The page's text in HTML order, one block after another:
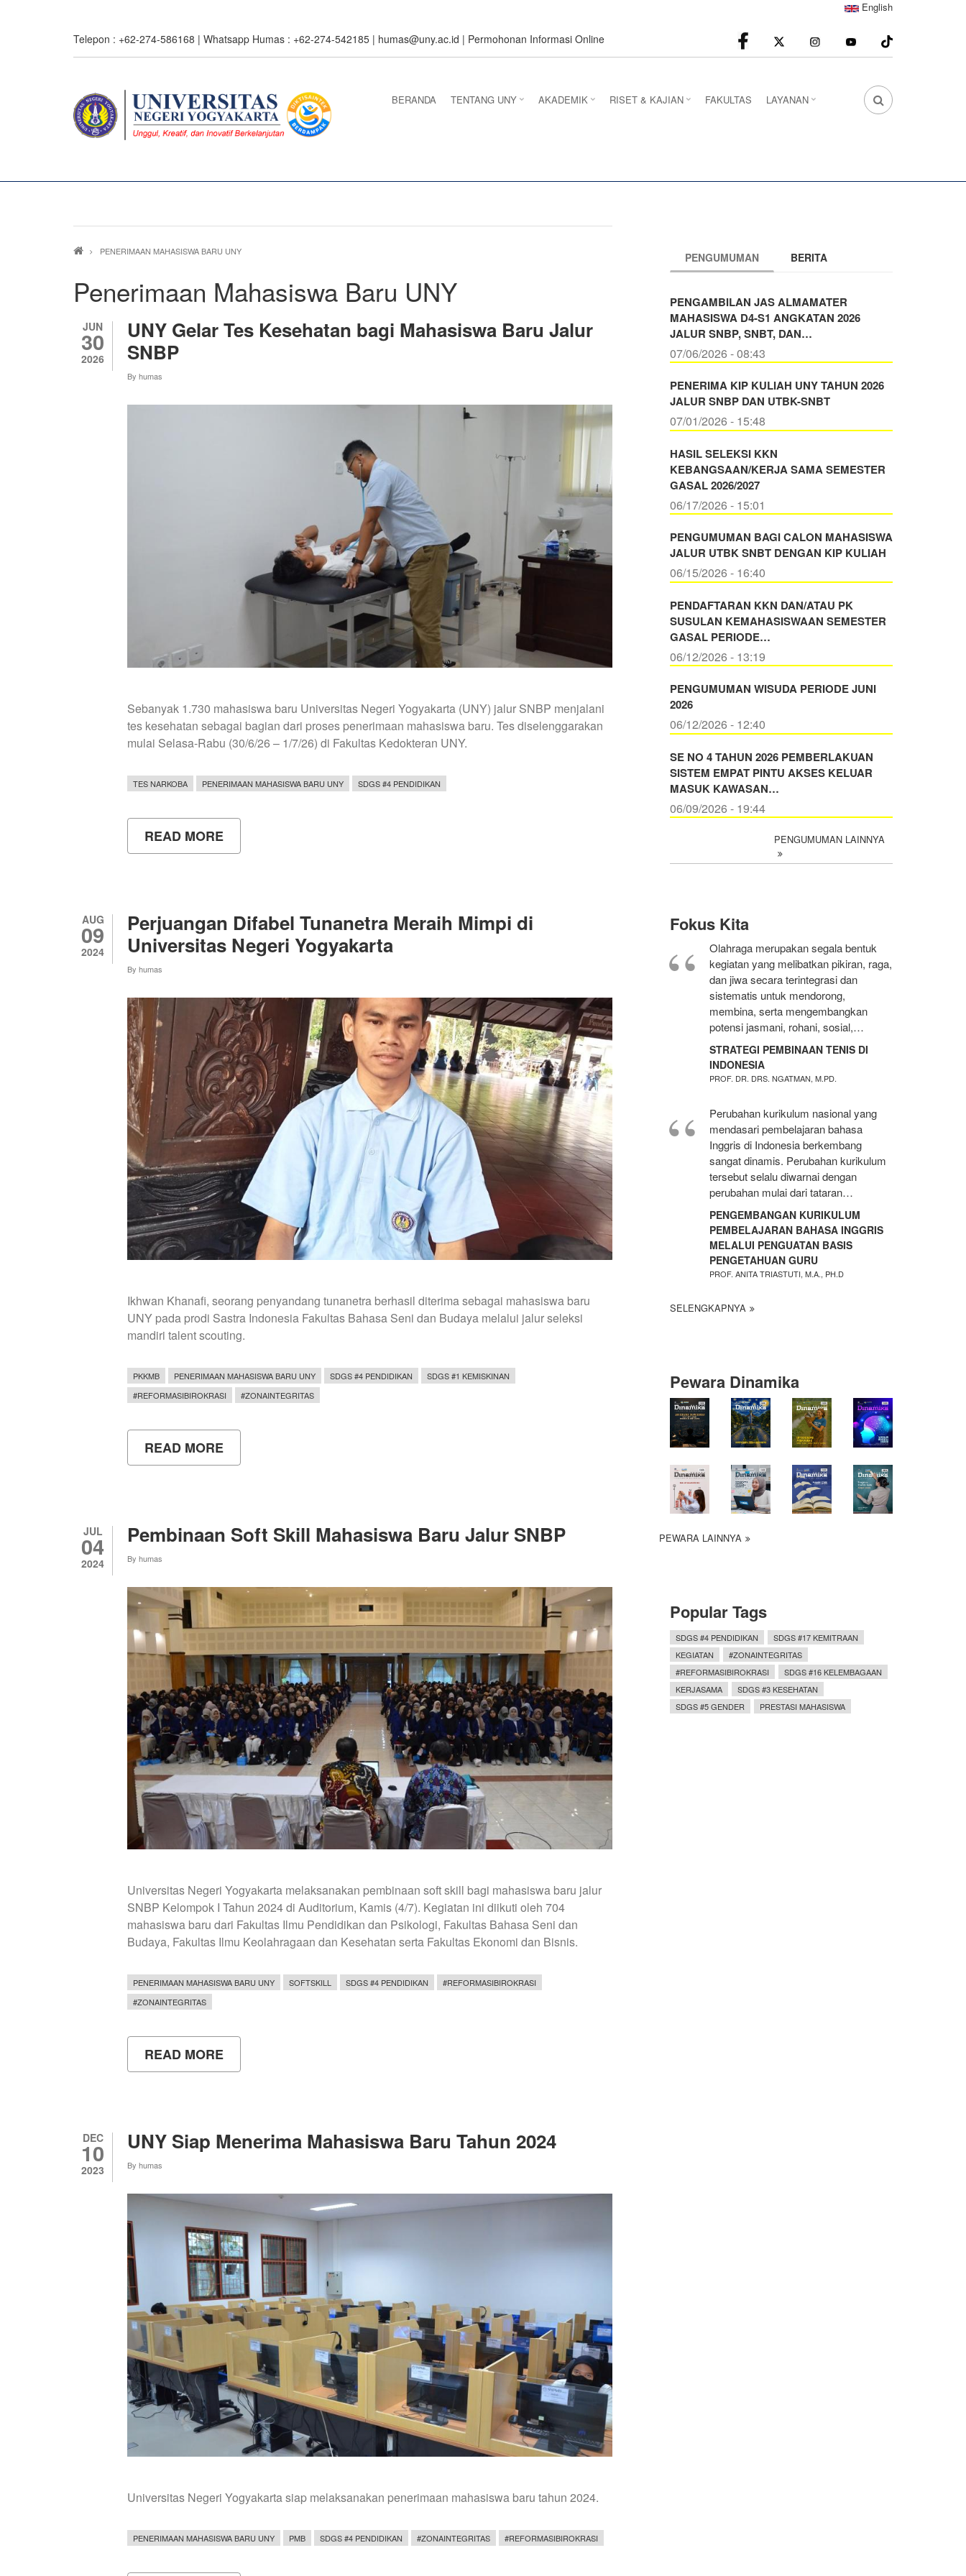
English
Telepon : +62-274-586168 | Whatsapp Humas : +62-274-542185 | humas@uny.ac.id | Permohonan Informasi Online facebook Instagram youtube
FA
BERANDA TENTANG UNY AKADEMIK RISET & KAJIAN FAKULTAS LAYANAN
Breadcrumb
PENERIMAAN MAHASISWA BARU UNY
Penerimaan Mahasiswa Baru UNY
JUN
30
2026
UNY Gelar Tes Kesehatan bagi Mahasiswa Baru Jalur
SNBP
By humas
Sebanyak 1.730 mahasiswa baru Universitas Negeri Yogyakarta (UNY) jalur SNBP menjalani
tes kesehatan sebagai bagian dari proses penerimaan mahasiswa baru. Tes diselenggarakan
mulai Selasa-Rabu (30/6/26 – 1/7/26) di Fakultas Kedokteran UNY.
TES NARKOBA PENERIMAAN MAHASISWA BARU UNY SDGS #4 PENDIDIKAN
READ MORE
UNY
MAHASISWA
BARU
JALUR
SNBP
AUG
09
2024
Perjuangan Difabel Tunanetra Meraih Mimpi di
Universitas Negeri Yogyakarta
By humas
Ikhwan Khanafi, seorang penyandang tunanetra berhasil diterima sebagai mahasiswa baru
UNY pada prodi Sastra Indonesia Fakultas Bahasa Seni dan Budaya melalui jalur seleksi
mandiri talent scouting.
PKKMB PENERIMAAN MAHASISWA BARU UNY SDGS #4 PENDIDIKAN
SDGS #1 KEMISKINAN
#REFORMASIBIROKRASI
#ZONAINTEGRITAS
READ MORE
PERJUANGAN
DI
UNIVERSITAS
JUL
04
2024
Pembinaan Soft Skill Mahasiswa Baru Jalur SNBP
By humas
Universitas Negeri Yogyakarta melaksanakan pembinaan soft skill bagi mahasiswa baru jalur
SNBP Kelompok I Tahun 2024 di Auditorium, Kamis (4/7). Kegiatan ini diikuti oleh 704
mahasiswa baru dari Fakultas Ilmu Pendidikan dan Psikologi, Fakultas Bahasa Seni dan
Budaya, Fakultas Ilmu Keolahragaan dan Kesehatan serta Fakultas Ekonomi dan Bisnis.
PENERIMAAN MAHASISWA BARU UNY SOFTSKILL SDGS #4 PENDIDIKAN
#REFORMASIBIROKRASI
#ZONAINTEGRITAS
READ MORE
PEMBINAAN
JALUR
SNBP
DEC
10
2023
UNY Siap Menerima Mahasiswa Baru Tahun 2024
By humas
Universitas Negeri Yogyakarta siap melaksanakan penerimaan mahasiswa baru tahun 2024.
PENERIMAAN MAHASISWA BARU UNY PMB SDGS #4 PENDIDIKAN #ZONAINTEGRITAS #REFORMASIBIROKRASI
PENGUMUMAN BERITA
PENGAMBILAN JAS ALMAMATER
MAHASISWA D4-S1 ANGKATAN 2026
JALUR SNBP, SNBT, DAN…
07/06/2026 - 08:43
PENERIMA KIP KULIAH UNY TAHUN 2026
JALUR SNBP DAN UTBK-SNBT
07/01/2026 - 15:48
HASIL SELEKSI KKN
KEBANGSAAN/KERJA SAMA SEMESTER
GASAL 2026/2027
06/17/2026 - 15:01
PENGUMUMAN BAGI CALON MAHASISWA
JALUR UTBK SNBT DENGAN KIP KULIAH
06/15/2026 - 16:40
PENDAFTARAN KKN DAN/ATAU PK
SUSULAN KEMAHASISWAAN SEMESTER
GASAL PERIODE…
06/12/2026 - 13:19
PENGUMUMAN WISUDA PERIODE JUNI
2026
06/12/2026 - 12:40
SE NO 4 TAHUN 2026 PEMBERLAKUAN
SISTEM EMPAT PINTU AKSES KELUAR
MASUK KAWASAN…
06/09/2026 - 19:44
PENGUMUMAN LAINNYA
Fokus Kita
Olahraga merupakan segala bentuk
kegiatan yang melibatkan pikiran, raga,
dan jiwa secara terintegrasi dan
sistematis untuk mendorong,
membina, serta mengembangkan
potensi jasmani, rohani, sosial,…
STRATEGI PEMBINAAN TENIS DI
INDONESIA
PROF. DR. DRS. NGATMAN, M.PD.
Perubahan kurikulum nasional yang
mendasari pembelajaran bahasa
Inggris di Indonesia berkembang
sangat dinamis. Perubahan kurikulum
tersebut selalu diwarnai dengan
perubahan mulai dari tataran…
PENGEMBANGAN KURIKULUM
PEMBELAJARAN BAHASA INGGRIS
MELALUI PENGUATAN BASIS
PENGETAHUAN GURU
PROF. ANITA TRIASTUTI, M.A., PH.D
SELENGKAPNYA
Pewara Dinamika
PEWARA LAINNYA
Popular Tags
SDGS #4 PENDIDIKAN
SDGS #17 KEMITRAAN
KEGIATAN
#ZONAINTEGRITAS
#REFORMASIBIROKRASI
SDGS #16 KELEMBAGAAN
KERJASAMA
SDGS #3 KESEHATAN
SDGS #5 GENDER
PRESTASI MAHASISWA